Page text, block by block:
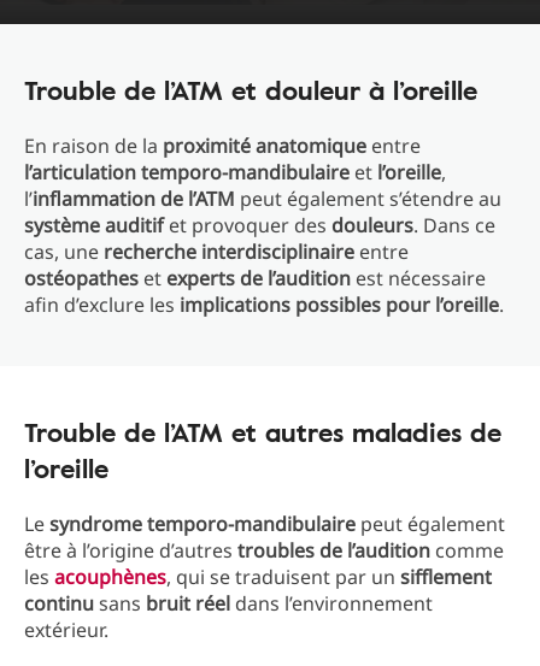
Trouble de l’ATM et douleur à l’oreille
En raison de la proximité anatomique entre
l’articulation temporo-mandibulaire et l’oreille,
l’inflammation de l’ATM peut également s’étendre au
système auditifet provoquer des douleurs. Dans ce
cas, une recherche interdisciplinaire entre
ostéopathes et experts de l’audition est nécessaire
afin d’exclure les implications possibles pour l’oreille.
Trouble de l’ATM et autres maladies de
l’oreille
Lesyndrome temporo-mandibulaire peut également
être à l’origine d’autres troubles de l’audition comme
les acouphènes, qui se traduisent par un sifflement
continusans bruit réel dans l’environnement
extérieur.